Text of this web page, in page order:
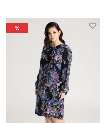
%